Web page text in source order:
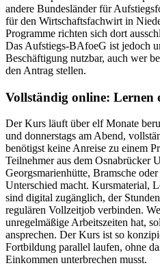
andere Bundesländer für
für den Wirtschaftsfachwirt in
Programme richten sich dort
Das Aufstiegs-BAfoeG ist jedoch
Beschäftigung nutzbar, auch wer
den Antrag stellen.
Vollständig online: Lernen
Der Kurs läuft über elf Monate
und donnerstags am Abend,
benötigst keine Anreise zu einem
Teilnehmer aus dem Osnabrücker
Georgsmarienhütte, Bramsche
Unterschied macht. Kursmaterial,
sind digital zugänglich, der
regulären Vollzeitjob verbinden.
unregelmäßige Arbeitszeiten hat,
ansprechen. Der Kurs ist so
Fortbildung parallel laufen, ohne
Einkommen unterbrechen musst.